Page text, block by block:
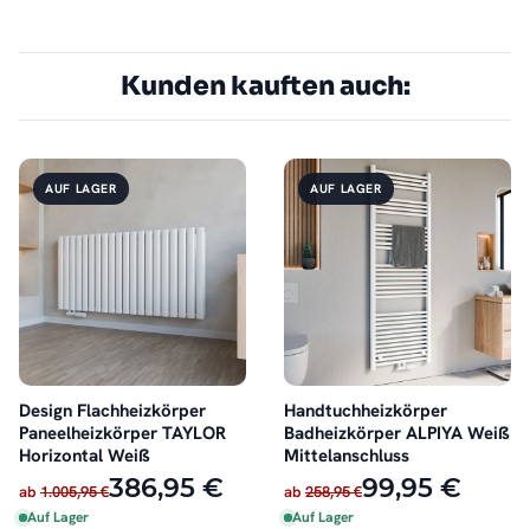
Kunden kauften auch:
AUF LAGER
Design Flachheizkörper
Paneelheizkörper TAYLOR
Horizontal Weiß
ab 1.005,95 €386,95 €
Auf Lager
AUF LAGER
Handtuchheizkörper
Badheizkörper ALPIYA Weiß
Mittelanschluss
ab 258,95 €99,95 €
Auf Lager